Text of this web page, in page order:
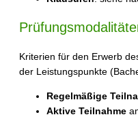
Kriterien für den Erwerb
der Leistungspunkte
Regelmäßige
Aktive Teilnahme